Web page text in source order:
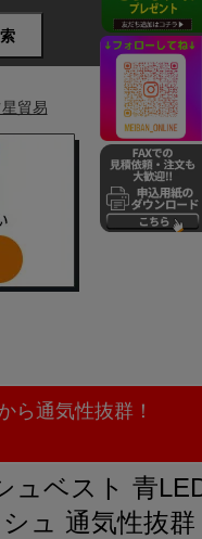
貿易
ら通気性抜群！
ュベスト 青
ュ 通気性抜